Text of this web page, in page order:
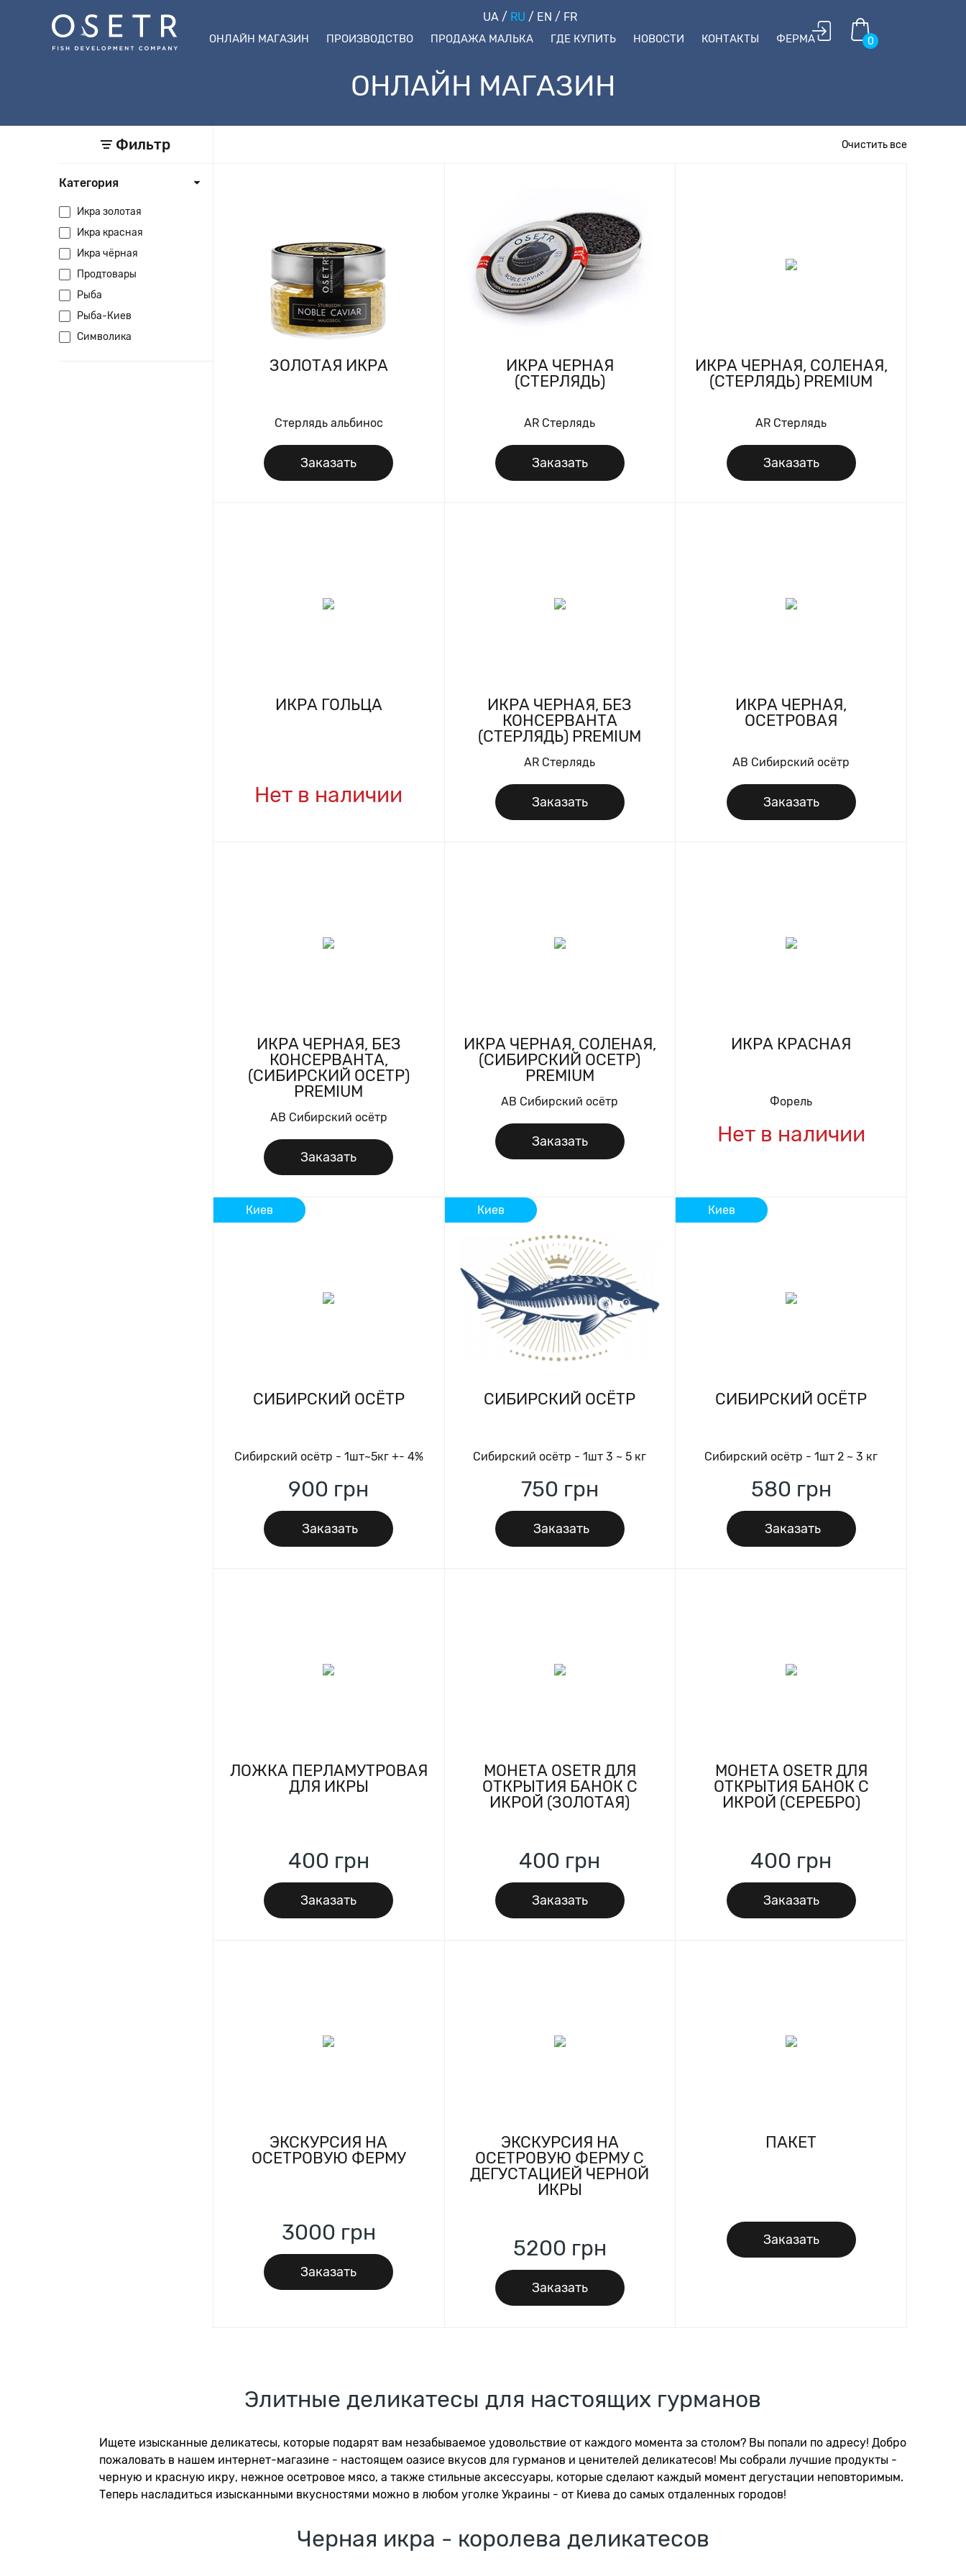
0
ОНЛАЙН МАГАЗИН ПРОИЗВОДСТВО ПРОДАЖА МАЛЬКА ГДЕ КУПИТЬ НОВОСТИ КОНТАКТЫ ФЕРМА
UA / RU / EN / FR
ОНЛАЙН МАГАЗИН
Фильтр
Категория
Икра золотая
Икра красная
Икра чёрная
Продтовары
Рыба
Рыба-Киев
Символика
Очистить все
ЗОЛОТАЯ ИКРА
Стерлядь альбинос
Заказать
ИКРА ЧЕРНАЯ
(СТЕРЛЯДЬ)
AR Стерлядь
Заказать
ИКРА ЧЕРНАЯ, СОЛЕНАЯ,
(СТЕРЛЯДЬ) PREMIUM
AR Стерлядь
Заказать
ИКРА ГОЛЬЦА
Нет в наличии
ИКРА ЧЕРНАЯ, БЕЗ
КОНСЕРВАНТА
(СТЕРЛЯДЬ) PREMIUM
AR Стерлядь
Заказать
ИКРА ЧЕРНАЯ,
ОСЕТРОВАЯ
AB Сибирский осётр
Заказать
ИКРА ЧЕРНАЯ, БЕЗ
КОНСЕРВАНТА,
(СИБИРСКИЙ ОСЕТР)
PREMIUM
AB Сибирский осётр
Заказать
ИКРА ЧЕРНАЯ, СОЛЕНАЯ,
(СИБИРСКИЙ ОСЕТР)
PREMIUM
AB Сибирский осётр
Заказать
ИКРА КРАСНАЯ
Форель
Нет в наличии
СИБИРСКИЙ ОСЁТР
Сибирский осётр - 1шт~5кг +- 4%
900 грн
Заказать
Киев
СИБИРСКИЙ ОСЁТР
Сибирский осётр - 1шт 3 ~ 5 кг
750 грн
Заказать
Киев
СИБИРСКИЙ ОСЁТР
Сибирский осётр - 1шт 2 ~ 3 кг
580 грн
Заказать
Киев
ЛОЖКА ПЕРЛАМУТРОВАЯ
ДЛЯ ИКРЫ
400 грн
Заказать
МОНЕТА OSETR ДЛЯ
ОТКРЫТИЯ БАНОК С
ИКРОЙ (ЗОЛОТАЯ)
400 грн
Заказать
МОНЕТА OSETR ДЛЯ
ОТКРЫТИЯ БАНОК С
ИКРОЙ (СЕРЕБРО)
400 грн
Заказать
ЭКСКУРСИЯ НА
ОСЕТРОВУЮ ФЕРМУ
3000 грн
Заказать
ЭКСКУРСИЯ НА
ОСЕТРОВУЮ ФЕРМУ С
ДЕГУСТАЦИЕЙ ЧЕРНОЙ
ИКРЫ
5200 грн
Заказать
ПАКЕТ
Заказать
Элитные деликатесы для настоящих гурманов
Ищете изысканные деликатесы, которые подарят вам незабываемое удовольствие от каждого момента за столом? Вы попали по адресу! Добро
пожаловать в нашем интернет-магазине - настоящем оазисе вкусов для гурманов и ценителей деликатесов! Мы собрали лучшие продукты -
черную и красную икру, нежное осетровое мясо, а также стильные аксессуары, которые сделают каждый момент дегустации неповторимым.
Теперь насладиться изысканными вкусностями можно в любом уголке Украины - от Киева до самых отдаленных городов!
Черная икра - королева деликатесов